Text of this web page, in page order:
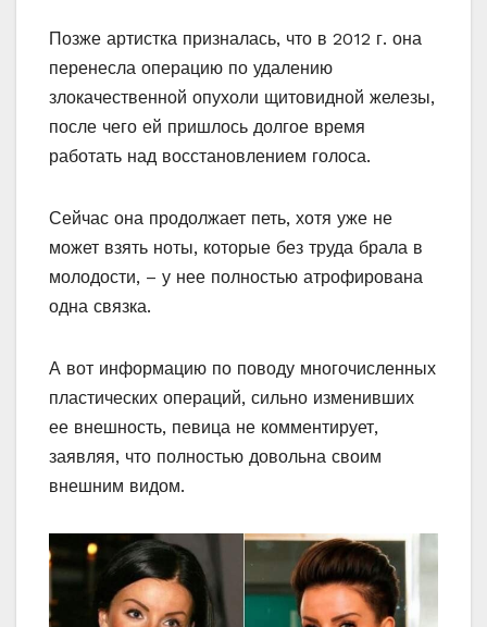
Позже артистка призналась, что в 2012 г. она
перенесла операцию по удалению
злокачественной опухоли щитовидной железы,
после чего ей пришлось долгое время
работать над восстановлением голоса.
Сейчас она продолжает петь, хотя уже не
может взять ноты, которые без труда брала в
молодости, – у нее полностью атрофирована
одна связка.
А вот информацию по поводу многочисленных
пластических операций, сильно изменивших
ее внешность, певица не комментирует,
заявляя, что полностью довольна своим
внешним видом.